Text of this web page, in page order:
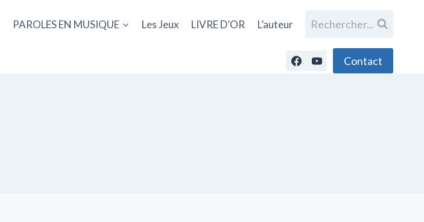
PAROLES EN MUSIQUE Les Jeux LIVRE D’OR L’auteur Rechercher...
Contact